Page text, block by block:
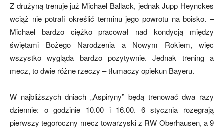
Z drużyną trenuje już Michael Ballack, jednak Jupp Heynckes
wciąż nie potrafi określić terminu jego powrotu na boisko. –
Michael bardzo ciężko pracował nad kondycją między
świętami Bożego Narodzenia a Nowym Rokiem, więc
wszystko wygląda bardzo pozytywnie. Jednak trening a
mecz, to dwie różne rzeczy – tłumaczy opiekun Bayeru.
W najbliższych dniach „Aspiryny” będą trenować dwa razy
dziennie: o godzinie 10.00 i 16.00. 6 stycznia rozegrają
pierwszy tegoroczny mecz towarzyski z RW Oberhausen, a 9